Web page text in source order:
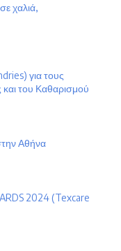
χαλιά,
για τους
και του Καθαρισμού
Αθήνα
2024 (Texcare